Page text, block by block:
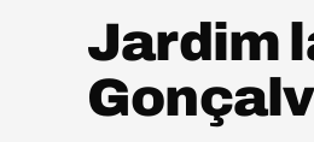
Jardim